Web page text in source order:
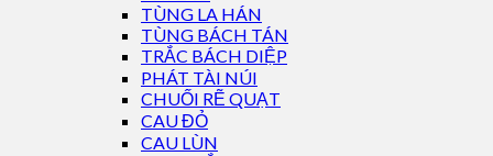
TÙNG LA HÁN
TÙNG BÁCH TÁN
TRẮC BÁCH DIỆP
PHÁT TÀI NÚI
CHUỐI RẼ QUẠT
CAU ĐỎ
CAU LÙN